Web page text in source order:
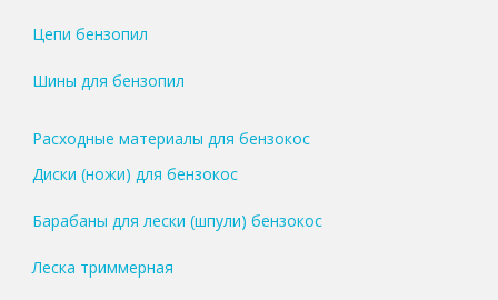
Цепи бензопил
Шины для бензопил
Расходные материалы для бензокос
Диски (ножи) для бензокос
Барабаны для лески (шпули) бензокос
Леска триммерная